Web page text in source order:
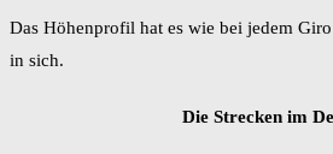
Das Höhenprofil hat es wie bei jedem
in sich.
Die Strecken im